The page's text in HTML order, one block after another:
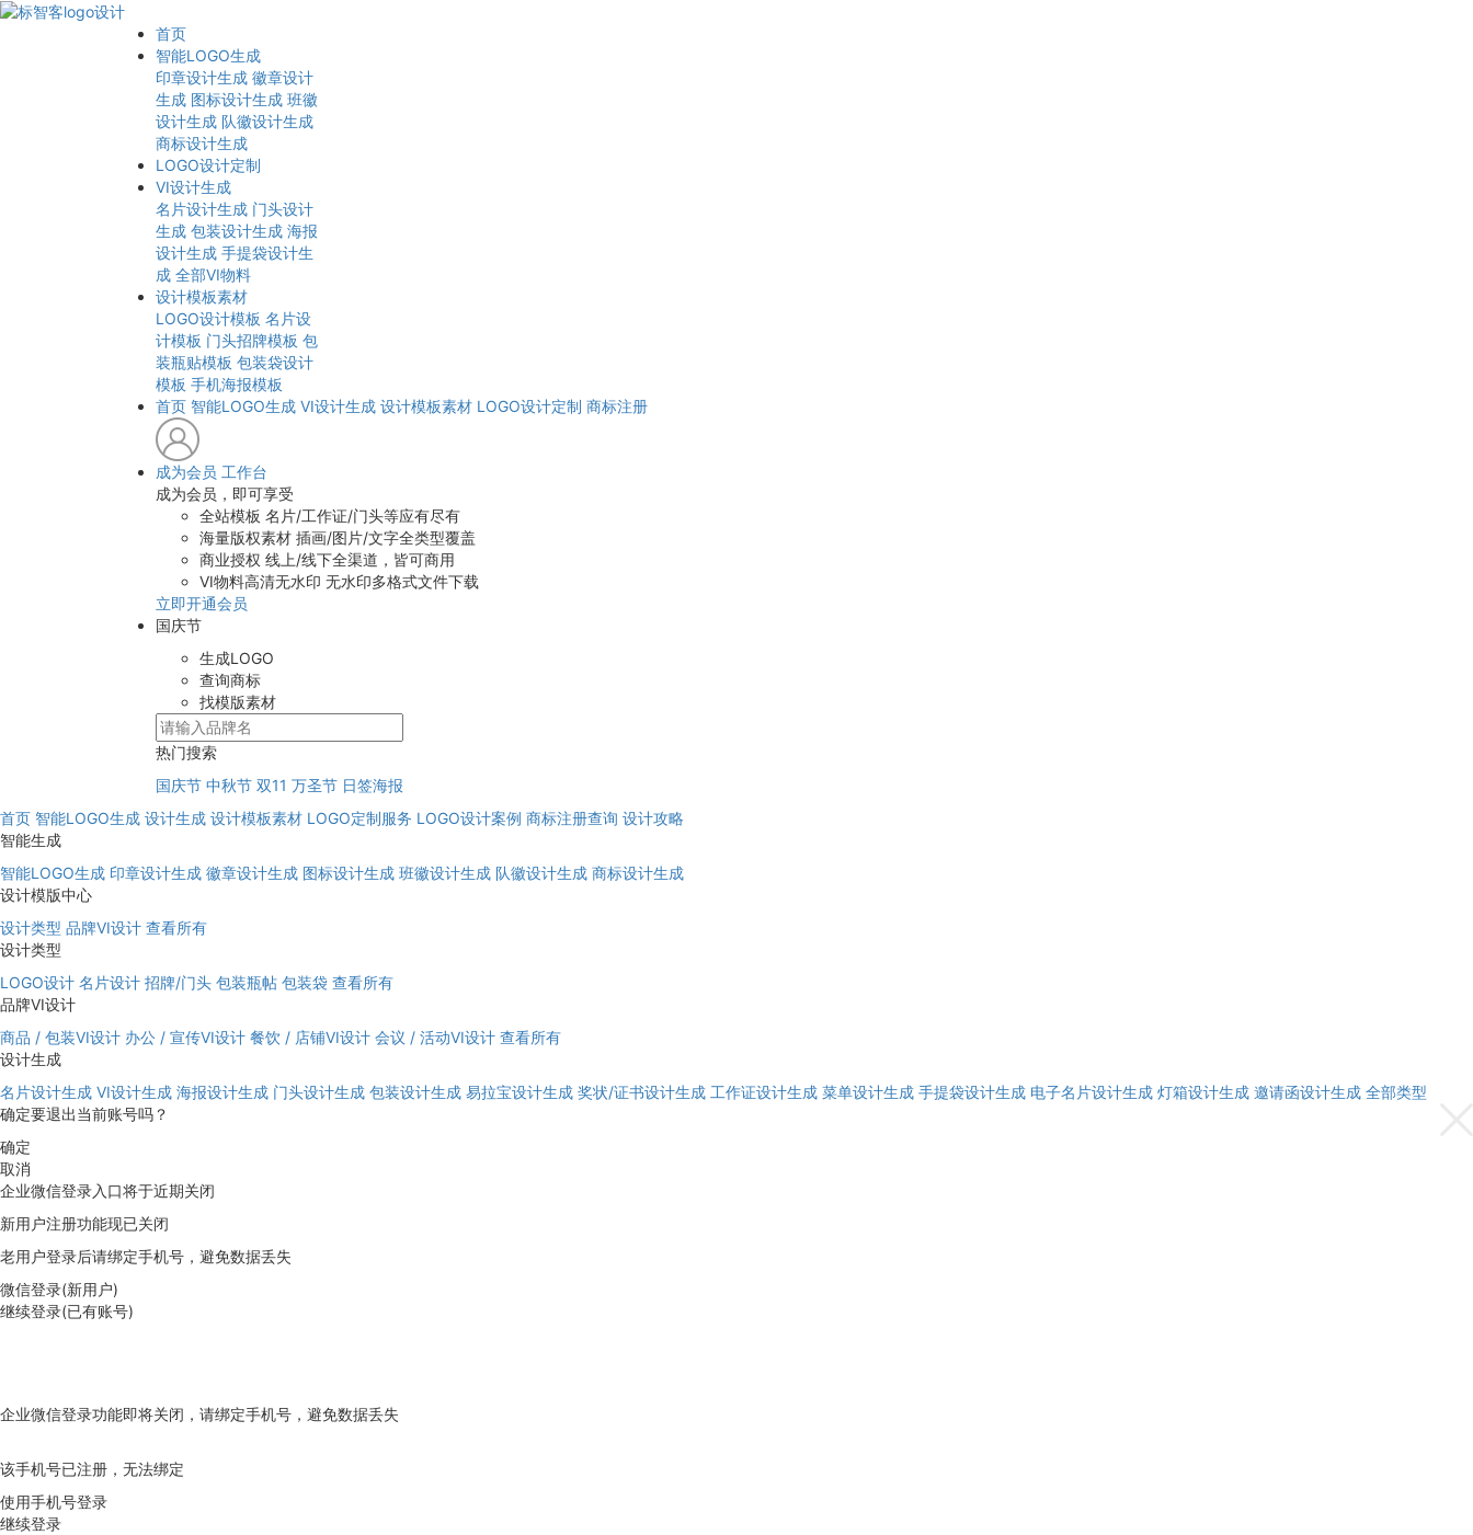
首页
智能LOGO生成
印章设计生成 徽章设计
生成 图标设计生成 班徽
设计生成 队徽设计生成
商标设计生成
LOGO设计定制
VI设计生成
名片设计生成 门头设计
生成 包装设计生成 海报
设计生成 手提袋设计生
成 全部VI物料
设计模板素材
LOGO设计模板 名片设
计模板 门头招牌模板 包
装瓶贴模板 包装袋设计
模板 手机海报模板
首页 智能LOGO生成 VI设计生成 设计模板素材 LOGO设计定制 商标注册
成为会员 工作台
成为会员，即可享受
全站模板 名片/工作证/门头等应有尽有
海量版权素材 插画/图片/文字全类型覆盖
商业授权 线上/线下全渠道，皆可商用
VI物料高清无水印 无水印多格式文件下载
立即开通会员
国庆节
生成LOGO
查询商标
找模版素材
热门搜索
国庆节 中秋节 双11 万圣节 日签海报
首页 智能LOGO生成 设计生成 设计模板素材 LOGO定制服务 LOGO设计案例 商标注册查询 设计攻略
智能生成
智能LOGO生成 印章设计生成 徽章设计生成 图标设计生成 班徽设计生成 队徽设计生成 商标设计生成
设计模版中心
设计类型 品牌VI设计 查看所有
设计类型
LOGO设计 名片设计 招牌/门头 包装瓶帖 包装袋 查看所有
品牌VI设计
商品 / 包装VI设计 办公 / 宣传VI设计 餐饮 / 店铺VI设计 会议 / 活动VI设计 查看所有
设计生成
名片设计生成 VI设计生成 海报设计生成 门头设计生成 包装设计生成 易拉宝设计生成 奖状/证书设计生成 工作证设计生成 菜单设计生成 手提袋设计生成 电子名片设计生成 灯箱设计生成 邀请函设计生成 全部类型
确定要退出当前账号吗？
确定
取消
企业微信登录入口将于近期关闭
新用户注册功能现已关闭
老用户登录后请绑定手机号，避免数据丢失
微信登录(新用户)
继续登录(已有账号)
企业微信登录功能即将关闭，请绑定手机号，避免数据丢失
该手机号已注册，无法绑定
使用手机号登录
继续登录